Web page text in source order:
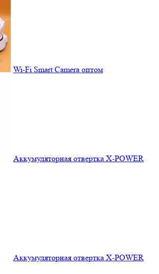
Wi-Fi Smart Camera оптом
Аккумуляторная отвертка X-POWER
Аккумуляторная отвертка X-POWER